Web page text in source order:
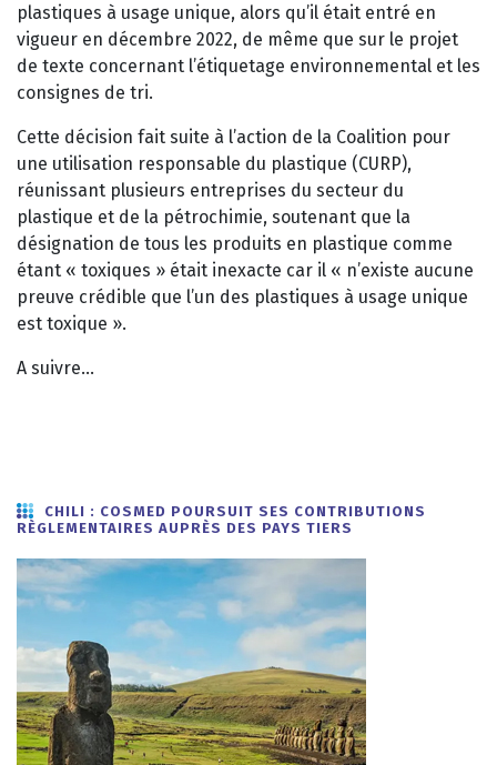
plastiques à usage unique, alors qu’il était entré en
vigueur en décembre 2022, de même que sur le projet
de texte concernant l’étiquetage environnemental et les
consignes de tri.
Cette décision fait suite à l’action de la Coalition pour
une utilisation responsable du plastique (CURP),
réunissant plusieurs entreprises du secteur du
plastique et de la pétrochimie, soutenant que la
désignation de tous les produits en plastique comme
étant « toxiques » était inexacte car il « n’existe aucune
preuve crédible que l’un des plastiques à usage unique
est toxique ».
A suivre…
CHILI : COSMED POURSUIT SES CONTRIBUTIONS
RÈGLEMENTAIRES AUPRÈS DES PAYS TIERS